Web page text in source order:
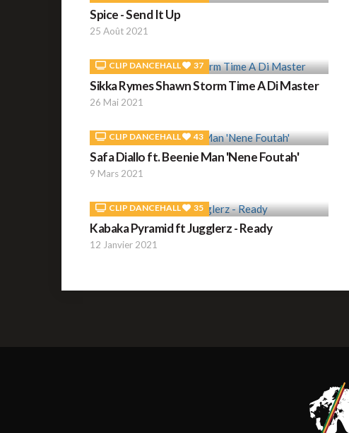
Spice - Send It Up
25 Août 2021
CLIP DANCEHALL 37
Sikka Rymes Shawn Storm Time A Di Master
26 Mai 2021
CLIP DANCEHALL 43
Safa Diallo ft. Beenie Man 'Nene Foutah'
9 Mars 2021
CLIP DANCEHALL 35
Kabaka Pyramid ft Jugglerz - Ready
12 Janvier 2021